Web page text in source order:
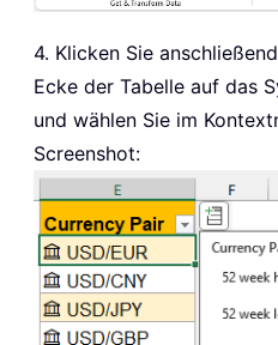
4. Klicken Sie
Ecke der Tabelle auf das
und wählen Sie im
Screenshot: